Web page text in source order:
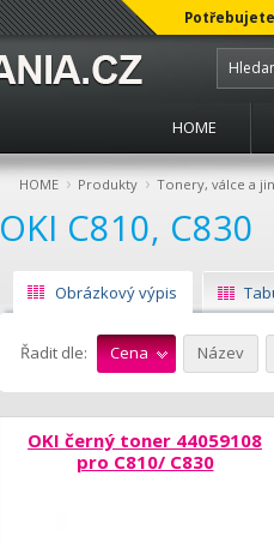
HOME
HOME › Produkty › Tonery, válce a
OKI C810, C830
Obrázkový výpis
Řadit dle: Cena Název
OKI černý toner 44059108
pro C810/ C830